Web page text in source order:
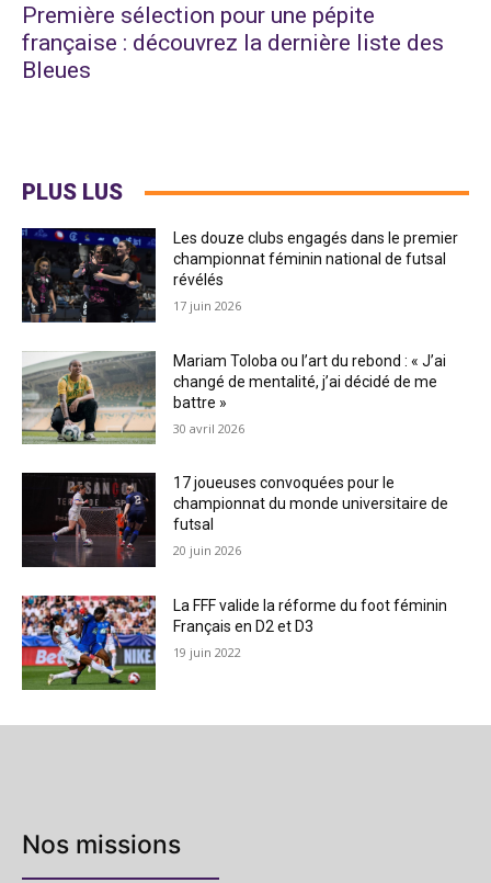
Première sélection pour une pépite
française : découvrez la dernière liste des
Bleues
PLUS LUS
Les douze clubs engagés dans le premier
championnat féminin national de futsal
révélés
17 juin 2026
Mariam Toloba ou l’art du rebond : « J’ai
changé de mentalité, j’ai décidé de me
battre »
30 avril 2026
17 joueuses convoquées pour le
championnat du monde universitaire de
futsal
20 juin 2026
La FFF valide la réforme du foot féminin
Français en D2 et D3
19 juin 2022
Nos missions